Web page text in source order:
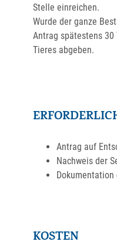
Stelle einreichen.
Wurde der ganze
Antrag spätestens 30
Tieres abgeben.
Antrag auf
Nachweis der
KOSTEN